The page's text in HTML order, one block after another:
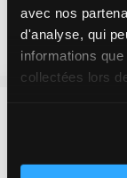
avec nos
d'analyse, qui
informations
collectées lors
Kontakta oss